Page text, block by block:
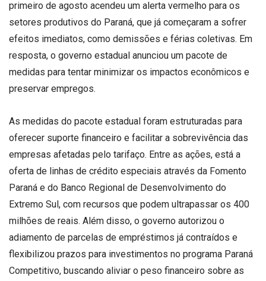
primeiro de agosto acendeu um alerta vermelho para os
setores produtivos do Paraná, que já começaram a sofrer
efeitos imediatos, como demissões e férias coletivas. Em
resposta, o governo estadual anunciou um pacote de
medidas para tentar minimizar os impactos econômicos e
preservar empregos.
As medidas do pacote estadual foram estruturadas para
oferecer suporte financeiro e facilitar a sobrevivência das
empresas afetadas pelo tarifaço. Entre as ações, está a
oferta de linhas de crédito especiais através da Fomento
Paraná e do Banco Regional de Desenvolvimento do
Extremo Sul, com recursos que podem ultrapassar os 400
milhões de reais. Além disso, o governo autorizou o
adiamento de parcelas de empréstimos já contraídos e
flexibilizou prazos para investimentos no programa Paraná
Competitivo, buscando aliviar o peso financeiro sobre as